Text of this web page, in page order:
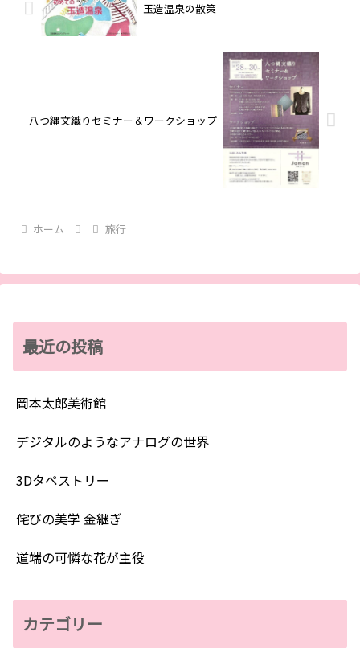
玉造温泉の散策
八つ縄文織りセミナー＆ワークショップ
ホーム 旅行
最近の投稿
岡本太郎美術館
デジタルのようなアナログの世界
3Dタペストリー
侘びの美学 金継ぎ
道端の可憐な花が主役
カテゴリー